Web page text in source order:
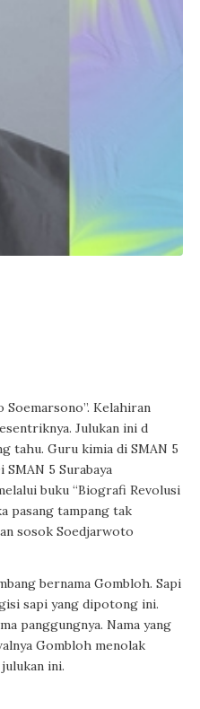
Kelahiran
Julukan ini d
tahu. Guru kimia di SMAN 5
5 Surabaya
buku “Biografi Revolusi
pasang tampang tak
sosok Soedjarwoto
bernama Gombloh. Sapi
sapi yang dipotong ini.
panggungnya. Nama yang
Gombloh menolak
ini.